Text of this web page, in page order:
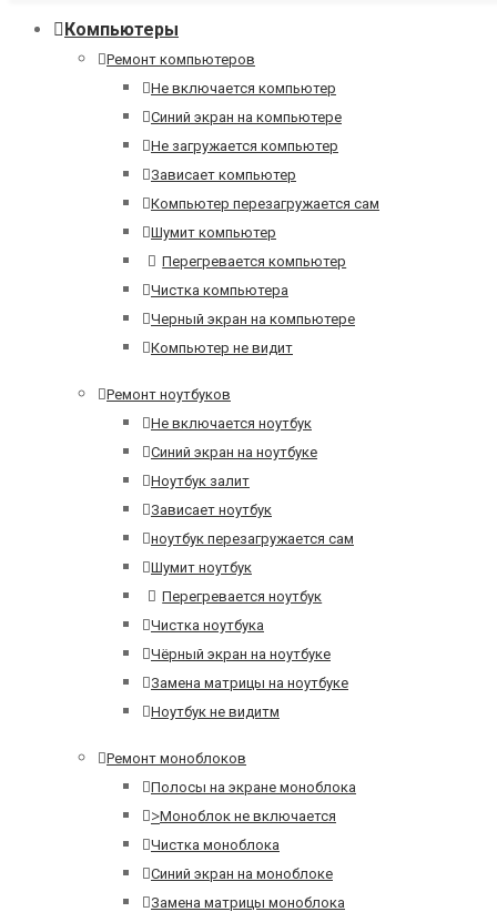
Компьютеры
Ремонт компьютеров
Не включается компьютер
Синий экран на компьютере
Не загружается компьютер
Зависает компьютер
Компьютер перезагружается сам
Шумит компьютер
Перегревается компьютер
Чистка компьютера
Черный экран на компьютере
Компьютер не видит
Ремонт ноутбуков
Не включается ноутбук
Синий экран на ноутбуке
Ноутбук залит
Зависает ноутбук
ноутбук перезагружается сам
Шумит ноутбук
Перегревается ноутбук
Чистка ноутбука
Чёрный экран на ноутбуке
Замена матрицы на ноутбуке
Ноутбук не видитм
Ремонт моноблоков
Полосы на экране моноблока
>Моноблок не включается
Чистка моноблока
Синий экран на моноблоке
Замена матрицы моноблока